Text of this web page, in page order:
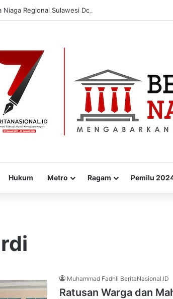
Niaga Regional Sulawesi Dorong Penggunaan Bright
Hukum Metro Ragam Pemilu
Muhammad Fadhli BeritaNasional.ID
Ratusan Warga dan